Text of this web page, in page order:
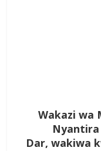
Wakazi wa
Dar, wakiwa